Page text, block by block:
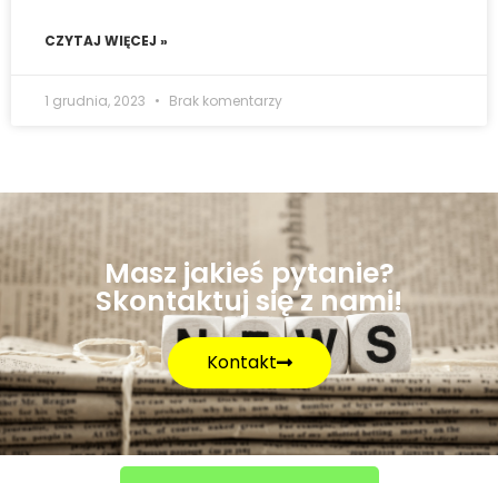
CZYTAJ WIĘCEJ »
1 grudnia, 2023 Brak komentarzy
Masz jakieś pytanie?
Skontaktuj się z nami!
Kontakt